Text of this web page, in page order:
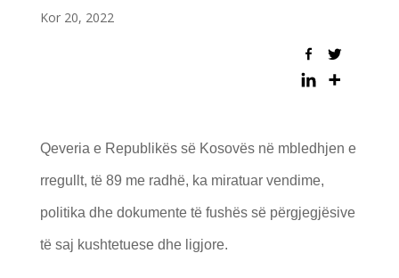
Kor 20, 2022
Qeveria e Republikës së Kosovës në mbledhjen e
rregullt, të 89 me radhë, ka miratuar vendime,
politika dhe dokumente të fushës së përgjegjësive
të saj kushtetuese dhe ligjore.